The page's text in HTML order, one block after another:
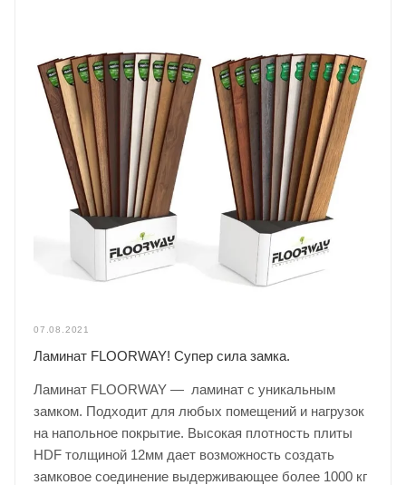
07.08.2021
Ламинат FLOORWAY! Супер сила замка.
Ламинат FLOORWAY — ламинат с уникальным
замком. Подходит для любых помещений и нагрузок
на напольное покрытие. Высокая плотность плиты
HDF толщиной 12мм дает возможность создать
замковое соединение выдерживающее более 1000 кг